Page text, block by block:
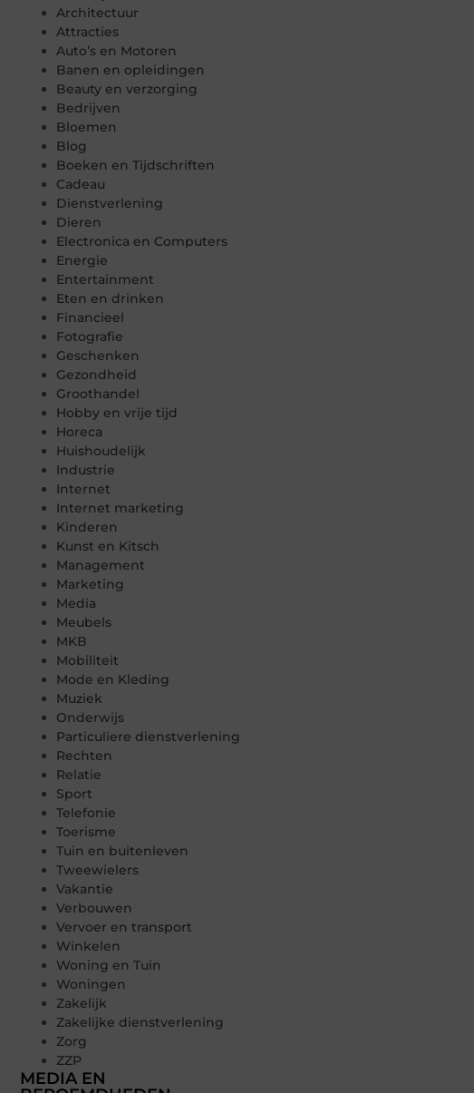
Architectuur
Attracties
Auto’s en Motoren
Banen en opleidingen
Beauty en verzorging
Bedrijven
Bloemen
Blog
Boeken en Tijdschriften
Cadeau
Dienstverlening
Dieren
Electronica en Computers
Energie
Entertainment
Eten en drinken
Financieel
Fotografie
Geschenken
Gezondheid
Groothandel
Hobby en vrije tijd
Horeca
Huishoudelijk
Industrie
Internet
Internet marketing
Kinderen
Kunst en Kitsch
Management
Marketing
Media
Meubels
MKB
Mobiliteit
Mode en Kleding
Muziek
Onderwijs
Particuliere dienstverlening
Rechten
Relatie
Sport
Telefonie
Toerisme
Tuin en buitenleven
Tweewielers
Vakantie
Verbouwen
Vervoer en transport
Winkelen
Woning en Tuin
Woningen
Zakelijk
Zakelijke dienstverlening
Zorg
ZZP
MEDIA EN